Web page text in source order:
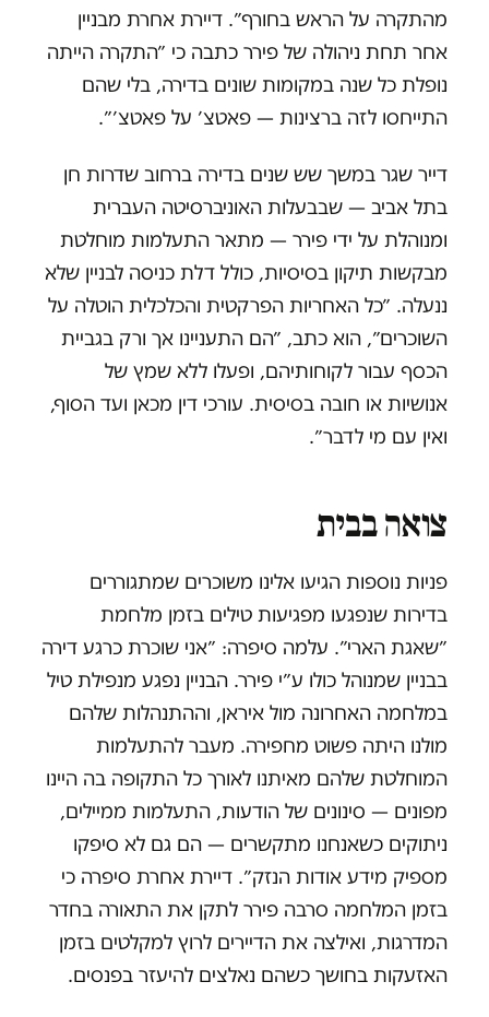
מהתקרה על הראש בחורף״. דיירת אחרת מבניין
אחר תחת ניהולה של פירר כתבה כי ״התקרה הייתה
נופלת כל שנה במקומות שונים בדירה, בלי שהם
התייחסו לזה ברצינות — פאטצ׳ על פאטצ׳״.
דייר שגר במשך שש שנים בדירה ברחוב שדרות חן
בתל אביב — שבבעלות האוניברסיטה העברית
ומנוהלת על ידי פירר — מתאר התעלמות מוחלטת
מבקשות תיקון בסיסיות, כולל דלת כניסה לבניין שלא
ננעלה. ״כל האחריות הפרקטית והכלכלית הוטלה על
השוכרים״, הוא כתב, ״הם התעניינו אך ורק בגביית
הכסף עבור לקוחותיהם, ופעלו ללא שמץ של
אנושיות או חובה בסיסית. עורכי דין מכאן ועד הסוף,
ואין עם מי לדבר״.
צואה בבית
פניות נוספות הגיעו אלינו משוכרים שמתגוררים
בדירות שנפגעו מפגיעות טילים בזמן מלחמת
״שאגת הארי״. עלמה סיפרה: ״אני שוכרת כרגע דירה
בבניין שמנוהל כולו ע״י פירר. הבניין נפגע מנפילת טיל
במלחמה האחרונה מול איראן, וההתנהלות שלהם
מולנו היתה פשוט מחפירה. מעבר להתעלמות
המוחלטת שלהם מאיתנו לאורך כל התקופה בה היינו
מפונים — סינונים של הודעות, התעלמות ממיילים,
ניתוקים כשאנחנו מתקשרים — הם גם לא סיפקו
מספיק מידע אודות הנזק״. דיירת אחרת סיפרה כי
בזמן המלחמה סרבה פירר לתקן את התאורה בחדר
המדרגות, ואילצה את הדיירים לרוץ למקלטים בזמן
האזעקות בחושך כשהם נאלצים להיעזר בפנסים.